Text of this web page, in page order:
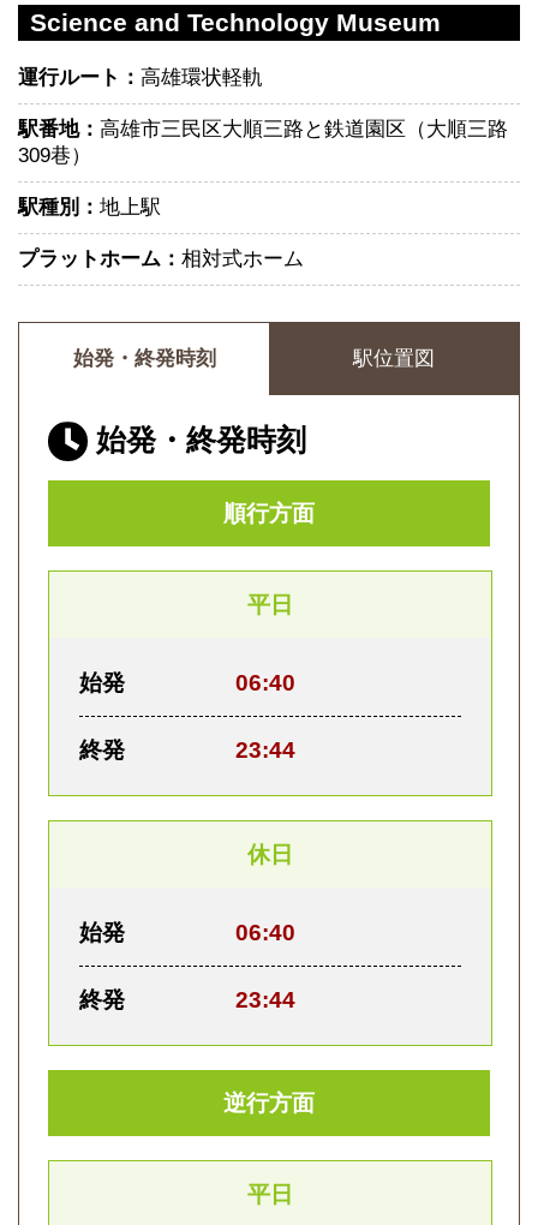
Science and Technology Museum
運行ルート： 高雄環状軽軌
駅番地： 高雄市三民区大順三路と鉄道園区（大順三路
309巷）
駅種別： 地上駅
プラットホーム： 相対式ホーム
始発・終発時刻 駅位置図
始発・終発時刻
順行方面
平日
始発 06:40
終発 23:44
休日
始発 06:40
終発 23:44
逆行方面
平日